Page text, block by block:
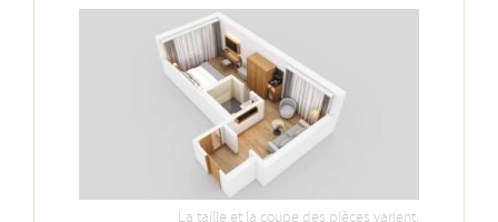
La taille et la coupe des pièces varient.